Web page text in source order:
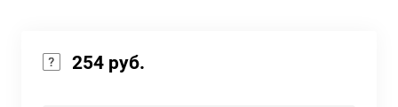
254 руб.